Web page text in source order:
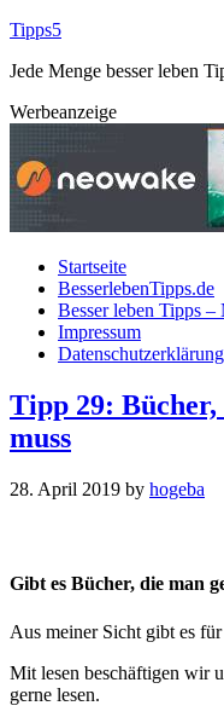
Tipps5
Jede Menge besser leben
Werbeanzeige
Startseite
BesserlebenTipps.de
Besser leben Tipps –
Impressum
Datenschutzerklärung
Tipp 29: Bücher,
muss
28. April 2019 by hogeba
Gibt es Bücher, die man
Aus meiner Sicht gibt es
Mit lesen beschäftigen wir
gerne lesen.